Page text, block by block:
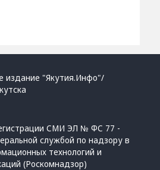
издание "Якутия.Инфо"/
СМИ ЭЛ № ФС 77 -
службой по надзору в
технологий и
(Роскомнадзор)